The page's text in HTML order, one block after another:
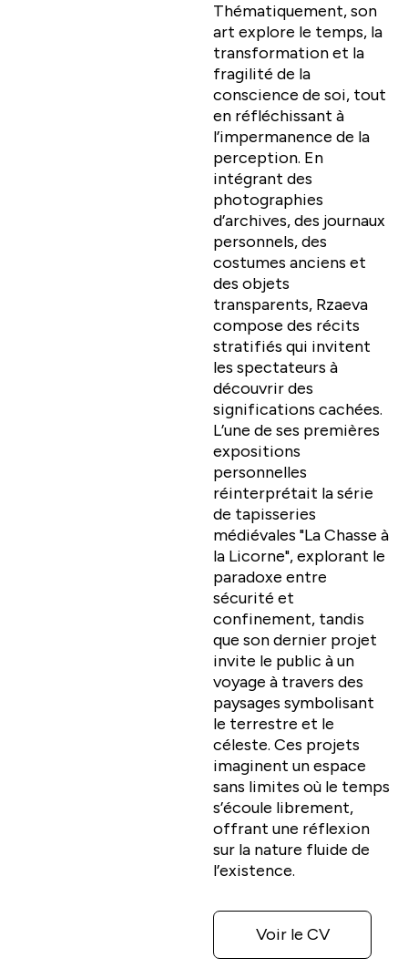
Thématiquement, son
art explore le temps, la
transformation et la
fragilité de la
conscience de soi, tout
en réfléchissant à
l’impermanence de la
perception. En
intégrant des
photographies
d’archives, des journaux
personnels, des
costumes anciens et
des objets
transparents, Rzaeva
compose des récits
stratifiés qui invitent
les spectateurs à
découvrir des
significations cachées.
L’une de ses premières
expositions
personnelles
réinterprétait la série
de tapisseries
médiévales "La Chasse à
la Licorne", explorant le
paradoxe entre
sécurité et
confinement, tandis
que son dernier projet
invite le public à un
voyage à travers des
paysages symbolisant
le terrestre et le
céleste. Ces projets
imaginent un espace
sans limites où le temps
s’écoule librement,
offrant une réflexion
sur la nature fluide de
l’existence.
Voir le CV